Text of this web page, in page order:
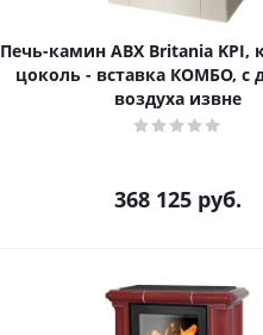
Печь-камин ABX Britania KPI,
цоколь - вставка КОМБО, с
воздуха извне
368 125руб.